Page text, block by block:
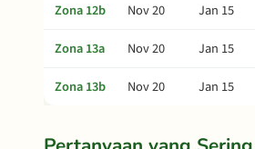
Zona 12b
Nov 20 Jan 15
Zona 13a
Nov 20 Jan 15
Zona 13b
Nov 20 Jan 15